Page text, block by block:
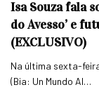
Isa Souza fala
do Avesso’ e
(EXCLUSIVO)
Na última sexta-
(Bia: Un Mundo Al…